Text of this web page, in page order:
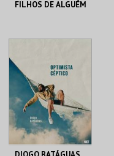
FILHOS DE ALGUÉM
MAIS INFO
COMPRAR